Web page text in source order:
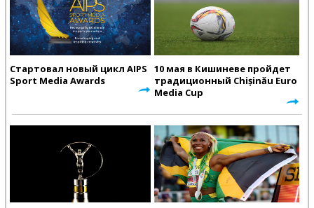
Стартовал новый цикл AIPS
Sport Media Awards
10 мая в Кишиневе пройдет
традиционный Chișinău Euro
Media Cup